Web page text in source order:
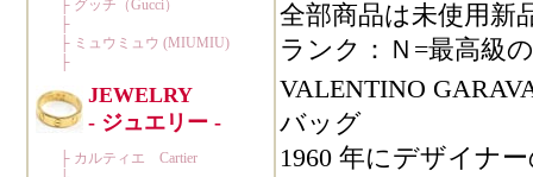
全部商品は未使用新
ランク：Ｎ=最高級
VALENTINO
バッグ
1960 年にデザイナー